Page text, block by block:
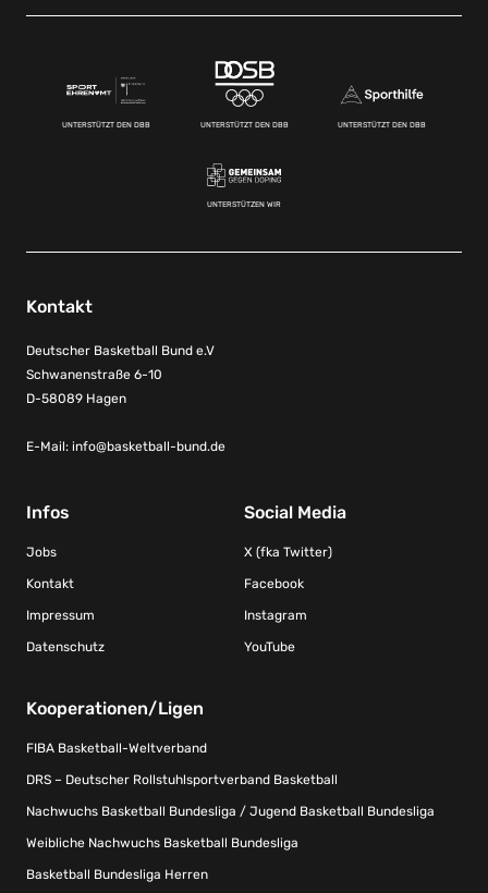
UNTERSTÜTZT DEN DBB UNTERSTÜTZT DEN DBB UNTERSTÜTZT DEN DBB
UNTERSTÜTZEN WIR
Kontakt
Deutscher Basketball Bund e.V
Schwanenstraße 6-10
D-58089 Hagen
E-Mail: info@basketball-bund.de
Infos
Jobs
Kontakt
Impressum
Datenschutz
Social Media
X (fka Twitter)
Facebook
Instagram
YouTube
Kooperationen/Ligen
FIBA Basketball-Weltverband
DRS – Deutscher Rollstuhlsportverband Basketball
Nachwuchs Basketball Bundesliga / Jugend Basketball Bundesliga
Weibliche Nachwuchs Basketball Bundesliga
Basketball Bundesliga Herren